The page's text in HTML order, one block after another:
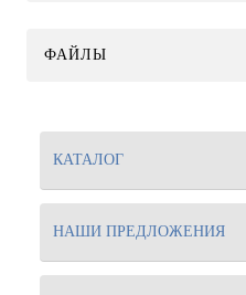
ФАЙЛЫ
КАТАЛОГ
НАШИ ПРЕДЛОЖЕНИЯ